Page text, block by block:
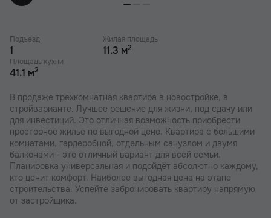
Подъезд
1
Жилая площадь
11.3 м2
Площадь кухни
41.1 м2
В продаже трехкомнатная квартира в новостройке, в
стройварианте. Лучшее решение для жизни, под сдачу или
для инвестиций. Это отличная возможность приобрести
просторное жилье по выгодной цене. Квартира с большими
комнатами, гардеробной, отдельным санузлом и двумя
балконами - это отличный вариант для всей семьи.
Планировка универсальная и подойдёт абсолютно каждому,
кто ценит комфорт. Наиболее выгодная цена на этапе
строительства. Успейте забронировать квартиру напрямую
от застройщика.